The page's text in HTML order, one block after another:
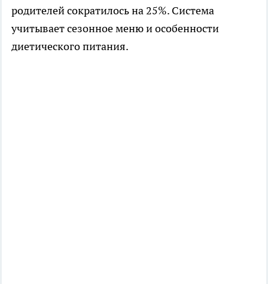
родителей сократилось на 25%. Система
учитывает сезонное меню и особенности
диетического питания.